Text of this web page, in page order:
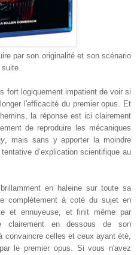
par son originalité et son scénario
fort logiquement impatient de voir si
l'efficacité du premier opus. Et
la réponse est ici clairement
de reproduire les mécaniques
, mais sans y apporter la moindre
d’explication scientifique au
en haleine sur toute sa
complètement à coté du sujet en
et ennuyeuse, et finit même par
clairement en dessous de son
convaincre celles et ceux ayant été,
le premier opus. Si vous n'avez